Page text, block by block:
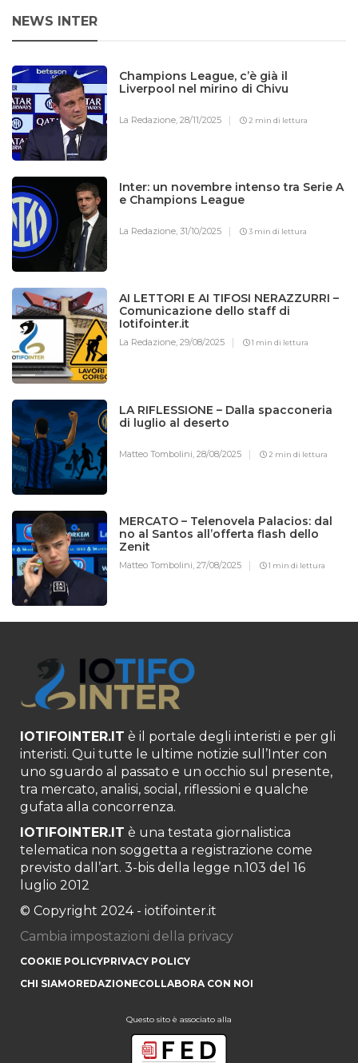
NEWS INTER
Champions League, c’è già il
Liverpool nel mirino di Chivu
La Redazione,28/11/2025 2 min di lettura
Inter: un novembre intenso tra Serie A
e Champions League
La Redazione,31/10/2025 3 min di lettura
AI LETTORI E AI TIFOSI NERAZZURRI –
Comunicazione dello staff di
Iotifointer.it
La Redazione,29/08/2025 1 min di lettura
LA RIFLESSIONE – Dalla spacconeria
di luglio al deserto
Matteo Tombolini,28/08/2025 2 min di lettura
MERCATO – Telenovela Palacios: dal
no al Santos all’offerta flash dello
Zenit
Matteo Tombolini,27/08/2025 1 min di lettura
IOTIFOINTER.IT è il portale degli interisti e per gli
interisti. Qui tutte le ultime notizie sull’Inter con
uno sguardo al passato e un occhio sul presente,
tra mercato, analisi, social, riflessioni e qualche
gufata alla concorrenza.
IOTIFOINTER.IT è una testata giornalistica
telematica non soggetta a registrazione come
previsto dall’art. 3-bis della legge n.103 del 16
luglio 2012
© Copyright 2024 - iotifointer.it
Cambia impostazioni della privacy
COOKIE POLICYPRIVACY POLICY
CHI SIAMOREDAZIONECOLLABORA CON NOI
Questo sito è associato alla